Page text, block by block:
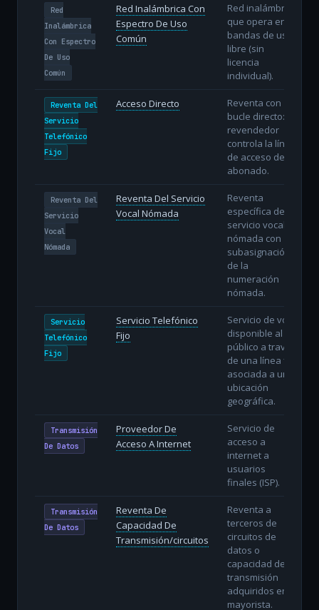
Red
Inalámbrica
Con Espectro
De Uso
Común
Red Inalámbrica Con
Espectro De Uso
Común
Red inalámbrica
que opera en
bandas de uso
libre (sin
licencia
individual).
Reventa Del
Servicio
Telefónico
Fijo
Acceso Directo
Reventa con
bucle directo: el
revendedor
controla la línea
de acceso del
abonado.
Reventa Del
Servicio
Vocal
Nómada
Reventa Del Servicio
Vocal Nómada
Reventa
específica del
servicio vocal
nómada con
subasignación
de la
numeración
nómada.
Servicio
Telefónico
Fijo
Servicio Telefónico
Fijo
Servicio de voz
disponible al
público a través
de una línea fija
asociada a una
ubicación
geográfica.
Transmisión
De Datos
Proveedor De
Acceso A Internet
Servicio de
acceso a
internet a
usuarios
finales (ISP).
Transmisión
De Datos
Reventa De
Capacidad De
Transmisión/circuitos
Reventa a
terceros de
circuitos de
datos o
capacidad de
transmisión
adquiridos en
mayorista.